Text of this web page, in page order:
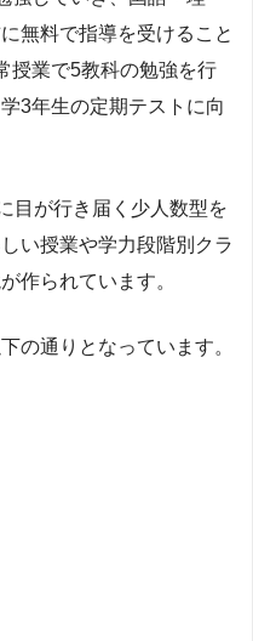
無料で指導を受けること
授業で5教科の勉強を行
3年生の定期テストに向
目が行き届く少人数型を
い授業や学力段階別クラ
作られています。
の通りとなっています。